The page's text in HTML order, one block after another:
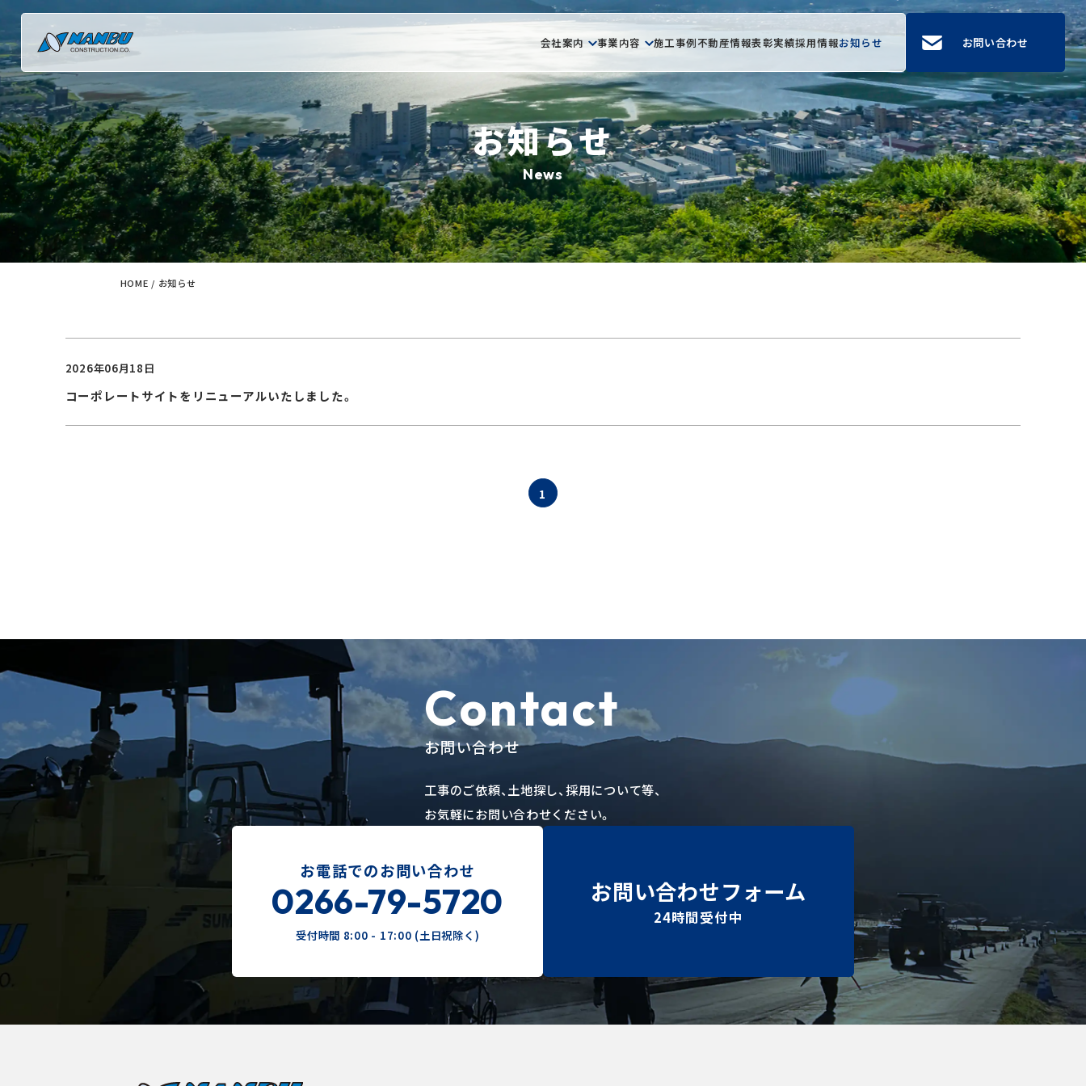
会社案内 事業内容 施工事例不動産情報表彰実績採用情報お知らせ お問い合わせ
お知らせ
News
HOME / お知らせ
2026年06月18日
コーポレートサイトをリニューアルいたしました。
1
Contact
お問い合わせ
工事のご依頼、土地探し、採用について等、
お気軽にお問い合わせください。
お電話でのお問い合わせ
0266-79-5720
受付時間 8:00 - 17:00 (土日祝除く)
お問い合わせフォーム
24時間受付中